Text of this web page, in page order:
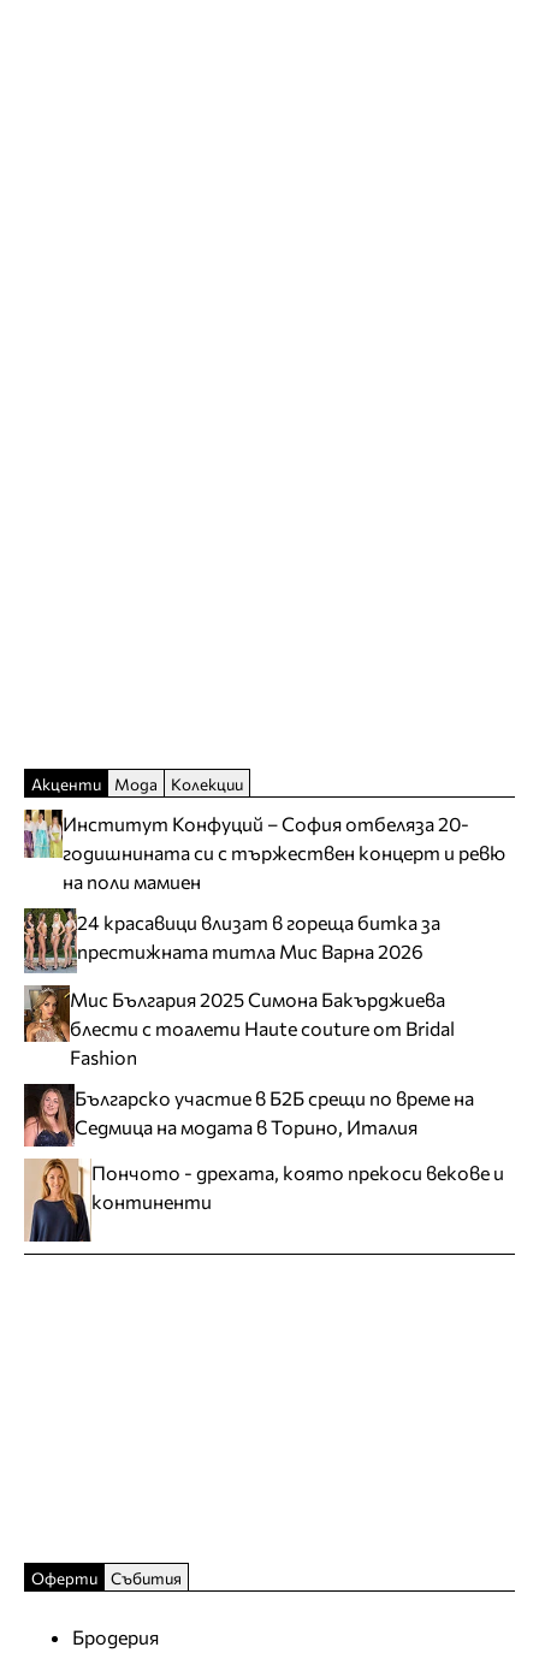
Акценти Мода Колекции
Институт Конфуций – София отбеляза 20-
годишнината си с тържествен концерт и ревю
на поли мамиен
24 красавици влизат в гореща битка за
престижната титла Мис Варна 2026
Мис България 2025 Симона Бакърджиева
блести с тоалети Haute couture от Bridal
Fashion
Българско участие в Б2Б срещи по време на
Седмица на модата в Торино, Италия
Пончото - дрехата, която прекоси векове и
континенти
Оферти Събития
Бродерия